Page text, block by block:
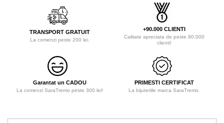
TRANSPORT GRATUIT
La comenzi peste 200 lei.
+90.000 CLIENTI
Calitate apreciata de peste 90.000
clienti!
Garantat un CADOU
La comenzi SaraTremo peste 300 lei!
PRIMESTI CERTIFICAT
La bijuteriile marca SaraTremo.